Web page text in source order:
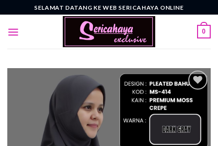
to
content
SELAMAT DATANG KE WEB SERICAHAYA ONLINE
0
Add to